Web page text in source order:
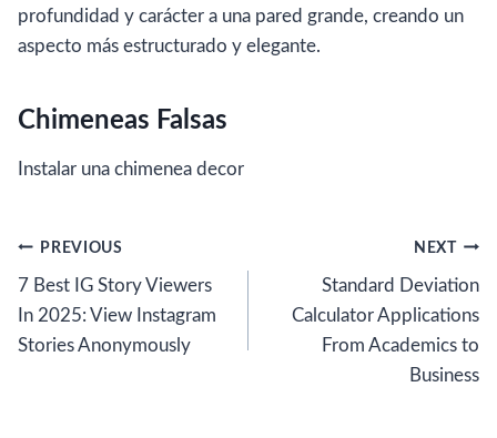
profundidad y carácter a una pared grande, creando un
aspecto más estructurado y elegante.
Chimeneas Falsas
Instalar una chimenea decor
Post
navigation
PREVIOUS
7 Best IG Story Viewers
In 2025: View Instagram
Stories Anonymously
NEXT
Standard Deviation
Calculator Applications
From Academics to
Business